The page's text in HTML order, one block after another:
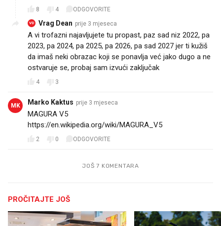
8 4 ODGOVORITE
VD Vrag Dean prije 3 mjeseca
A vi trofazni najavljujete tu propast, paz sad niz 2022, pa
2023, pa 2024, pa 2025, pa 2026, pa sad 2027 jer ti kužiš
da imaš neki obrazac koji se ponavlja već jako dugo a ne
ostvaruje se, probaj sam izvući zaključak
4 3
MK Marko Kaktus prije 3 mjeseca
MAGURA V5
https://en.wikipedia.org/wiki/MAGURA_V5
2 0 ODGOVORITE
JOŠ 7 KOMENTARA
PROČITAJTE JOŠ